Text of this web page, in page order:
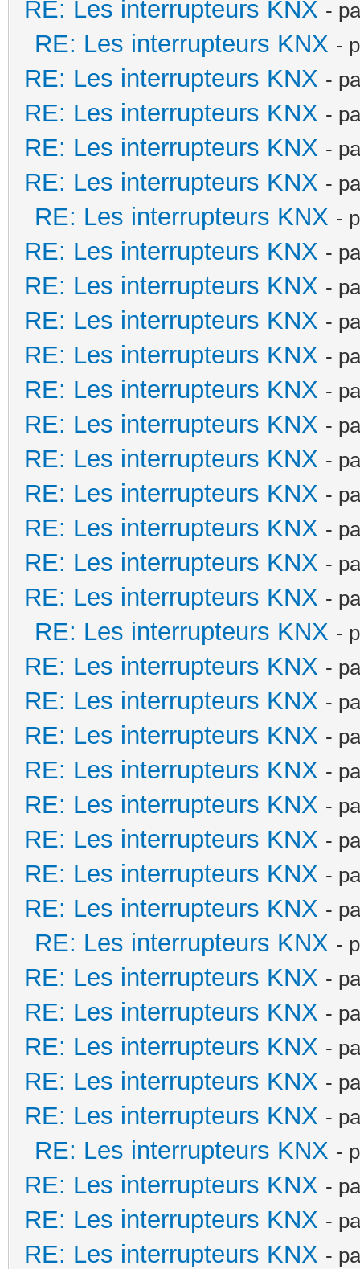
RE: Les interrupteurs KNX -
RE: Les interrupteurs KNX -
RE: Les interrupteurs KNX -
RE: Les interrupteurs KNX -
RE: Les interrupteurs KNX -
RE: Les interrupteurs KNX -
RE: Les interrupteurs KNX -
RE: Les interrupteurs KNX -
RE: Les interrupteurs KNX -
RE: Les interrupteurs KNX -
RE: Les interrupteurs KNX -
RE: Les interrupteurs KNX -
RE: Les interrupteurs KNX -
RE: Les interrupteurs KNX -
RE: Les interrupteurs KNX -
RE: Les interrupteurs KNX -
RE: Les interrupteurs KNX -
RE: Les interrupteurs KNX -
RE: Les interrupteurs KNX -
RE: Les interrupteurs KNX -
RE: Les interrupteurs KNX -
RE: Les interrupteurs KNX -
RE: Les interrupteurs KNX -
RE: Les interrupteurs KNX -
RE: Les interrupteurs KNX -
RE: Les interrupteurs KNX -
RE: Les interrupteurs KNX -
RE: Les interrupteurs KNX -
RE: Les interrupteurs KNX -
RE: Les interrupteurs KNX -
RE: Les interrupteurs KNX -
RE: Les interrupteurs KNX -
RE: Les interrupteurs KNX -
RE: Les interrupteurs KNX -
RE: Les interrupteurs KNX -
RE: Les interrupteurs KNX -
RE: Les interrupteurs KNX -